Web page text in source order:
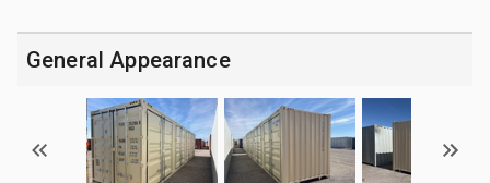
General Appearance